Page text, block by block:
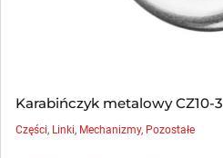
Karabińczyk metalowy CZ10-3
Części, Linki, Mechanizmy, Pozostałe